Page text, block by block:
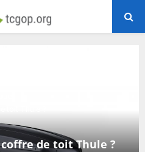
de toit Thule ?